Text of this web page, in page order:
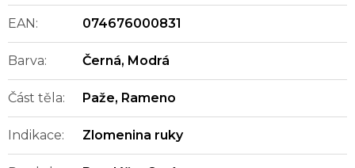
EAN : 074676000831
Barva: Černá, Modrá
Část těla: Paže, Rameno
Indikace: Zlomenina ruky